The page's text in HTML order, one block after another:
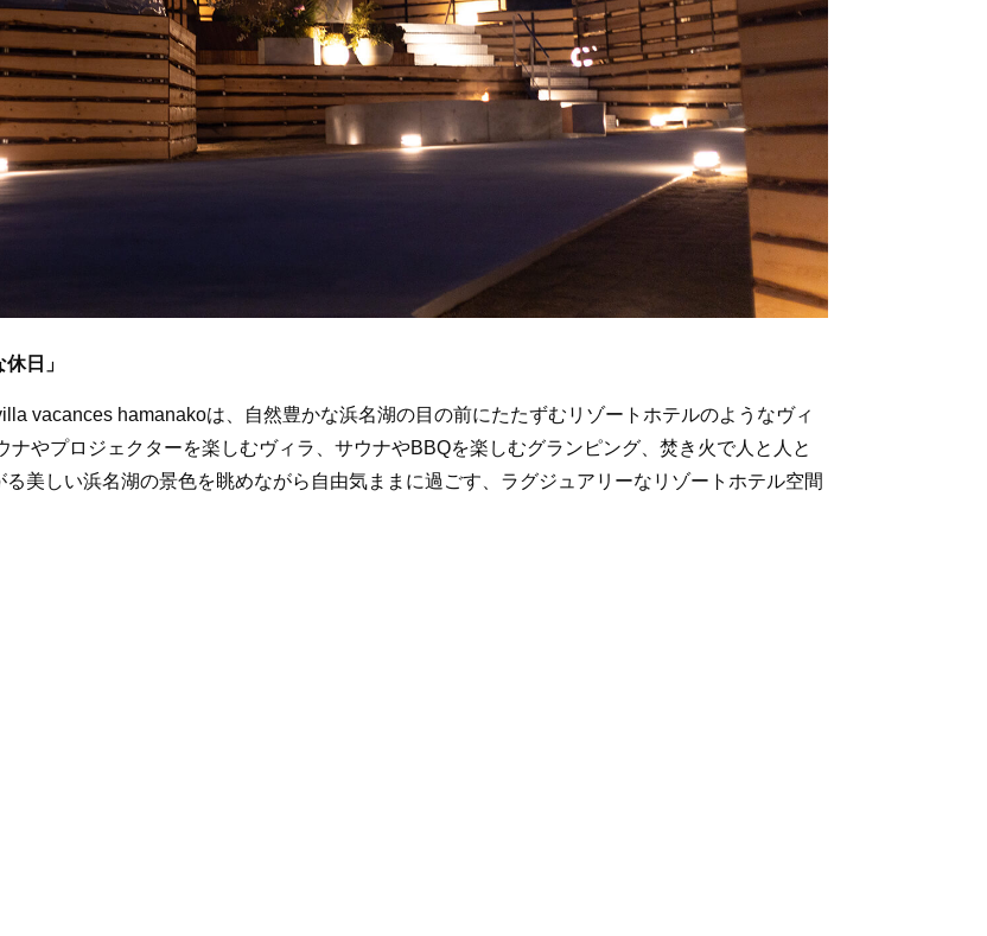
日」
vacances hamanakoは、自然豊かな浜名湖の目の前にたたずむリゾートホテルのようなヴィ
やプロジェクターを楽しむヴィラ、サウナやBBQを楽しむグランピング、焚き火で人と人と
美しい浜名湖の景色を眺めながら自由気ままに過ごす、ラグジュアリーなリゾートホテル空間